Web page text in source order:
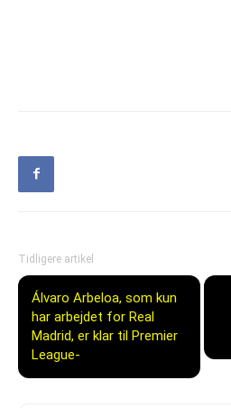
Tidligere artikel
Álvaro Arbeloa, som kun
har arbejdet for Real
Madrid, er klar til Premier
League-